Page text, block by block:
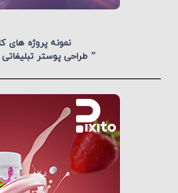
نمونه پروژه های
” طراحی پوستر